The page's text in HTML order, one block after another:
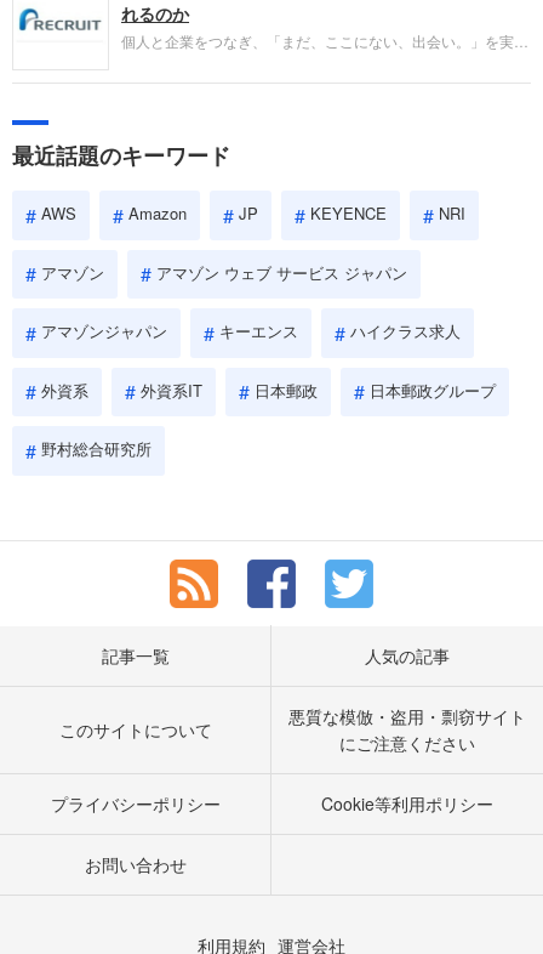
IBMです。採用面接対策の企業研究にご活用くださ
い。
れるのか
個人と企業をつなぎ、「まだ、ここにない、出会い。」を実現
やこれまでの成果を具体的に問われるほか、「人間性」も評価
しょう。
最近話題のキーワード
AWS Amazon JP KEYENCE NRI
アマゾン アマゾン ウェブ サービス ジャパン
アマゾンジャパン キーエンス ハイクラス求人
外資系 外資系IT 日本郵政 日本郵政グループ
野村総合研究所
記事一覧 人気の記事
このサイトについて
悪質な模倣・盗用・剽窃サイト
にご注意ください
プライバシーポリシー Cookie等利用ポリシー
お問い合わせ
利用規約 運営会社